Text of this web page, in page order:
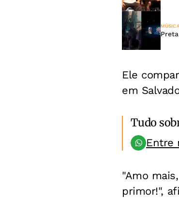
MÚSICA
Ele
em
Tudo
Entre
"Amo
primor!",